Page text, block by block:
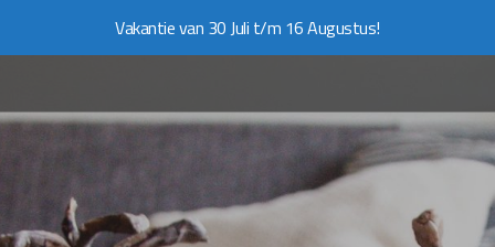
Vakantie van 30 Juli t/m 16 Augustus!